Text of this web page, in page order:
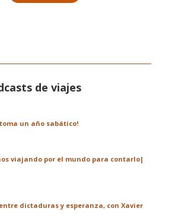
de viajes
un año sabático!
viajando por el mundo para contarlo|
dictaduras y esperanza, con Xavier